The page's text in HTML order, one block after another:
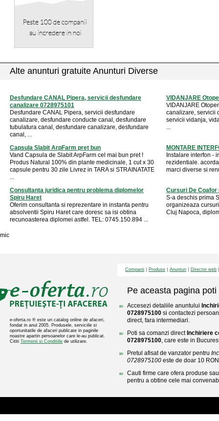
Alte anunturi gratuite Anunturi Diverse
Desfundare CANAL Pipera, servicii desfundare
canalizare 0728975101
Desfundare CANAL Pipera, servicii desfundare
canalizare, desfundare conducte canal, desfundare
tubulatura canal, desfundare canalizare, desfundare
canal, ...
VIDANJARE
VIDANJARE
canalizare, servicii
servicii vidanja,
...
Capsula Slabit ArpFarm pret bun
Vand Capsula de Slabit ArpFarm cel mai bun pret !
Produs Natural 100% din plante medicinale, 1 cut x 30
capsule pentru 30 zile Livrez in TARA si STRAINATATE
...
MONTARE
Instalare interfon -
rezidentiale.
marci diverse si
Consultanta juridica pentru problema diplomelor
Spiru Haret
Oferim consultanta si reprezentare in instanta pentru
absolventii Spiru Haret care doresc sa isi obtina
recunoasterea diplomei astfel. TEL: 0745.150.894 ...
Cursuri De Coafor
S-a deschis prima
organizeaza
Cluj Napoca,
mic
e-oferta.ro ® este un catalog online de afaceri,
fondat in anul 2005. Produsele, serviciile si
oportunitatile de afaceri publicate in paginile
noastre apartin persoanelor care le-au publicat.
Cititi Termenii si Conditiile de utilizare.
Companii Produse Anunturi Director web
Pe aceasta pagina poti
Accesezi detaliile anuntului
0728975100 si contactezi
direct, fara intermediari.
Poti sa comanzi direct Inchiriere
0728975100, care este in
Pretul afisat de vanzator pentru
0728975100 este de doar 10
Cauti firme care ofera produse
pentru a obtine cele mai